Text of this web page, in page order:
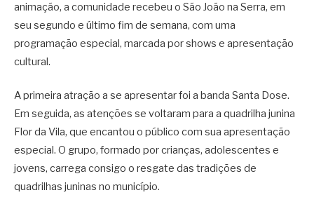
animação, a comunidade recebeu o São João na Serra, em
seu segundo e último fim de semana, com uma
programação especial, marcada por shows e apresentação
cultural.
A primeira atração a se apresentar foi a banda Santa Dose.
Em seguida, as atenções se voltaram para a quadrilha junina
Flor da Vila, que encantou o público com sua apresentação
especial. O grupo, formado por crianças, adolescentes e
jovens, carrega consigo o resgate das tradições de
quadrilhas juninas no município.